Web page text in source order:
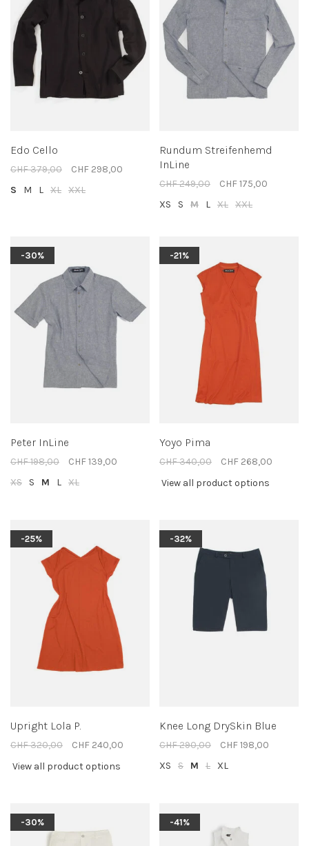
Edo Cello
CHF 379,00
CHF 298,00
S
M L XL XXL
Rundum Streifenhemd
InLine
CHF 249,00
CHF 175,00
XS
S M L XL XXL
-30%
Peter InLine
CHF 198,00
CHF 139,00
XS
S M L XL
-21%
Yoyo Pima
CHF 340,00
CHF 268,00
View all product options
-25%
Upright Lola P.
CHF 320,00
CHF 240,00
View all product options
-32%
Knee Long DrySkin Blue
CHF 290,00
CHF 198,00
XS
S M L XL
-30% -41%